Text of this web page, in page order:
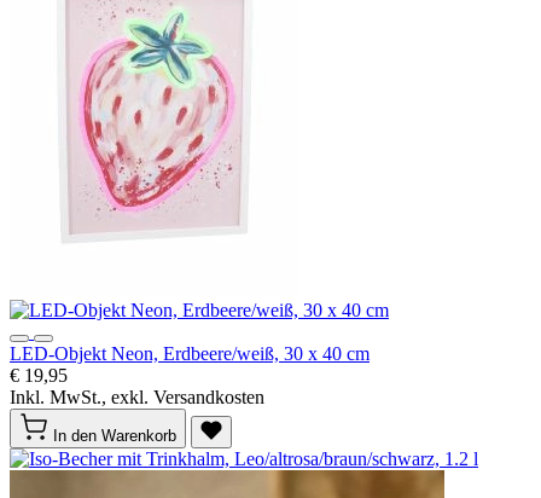
LED-Objekt Neon, Erdbeere/weiß, 30 x 40 cm
€ 19,95
Inkl. MwSt., exkl. Versandkosten
In den Warenkorb